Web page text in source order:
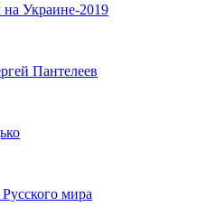
Украине-2019
Пантелеев
мира